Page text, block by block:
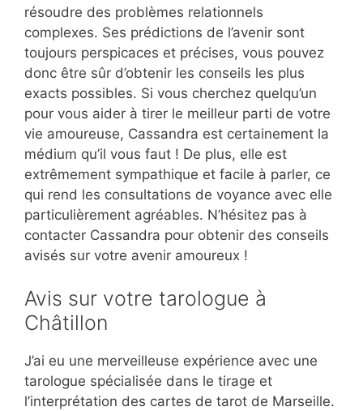
résoudre des problèmes relationnels
complexes. Ses prédictions de l’avenir sont
toujours perspicaces et précises, vous pouvez
donc être sûr d’obtenir les conseils les plus
exacts possibles. Si vous cherchez quelqu’un
pour vous aider à tirer le meilleur parti de votre
vie amoureuse, Cassandra est certainement la
médium qu’il vous faut ! De plus, elle est
extrêmement sympathique et facile à parler, ce
qui rend les consultations de voyance avec elle
particulièrement agréables. N’hésitez pas à
contacter Cassandra pour obtenir des conseils
avisés sur votre avenir amoureux !
Avis sur votre tarologue à
Châtillon
J’ai eu une merveilleuse expérience avec une
tarologue spécialisée dans le tirage et
l’interprétation des cartes de tarot de Marseille.